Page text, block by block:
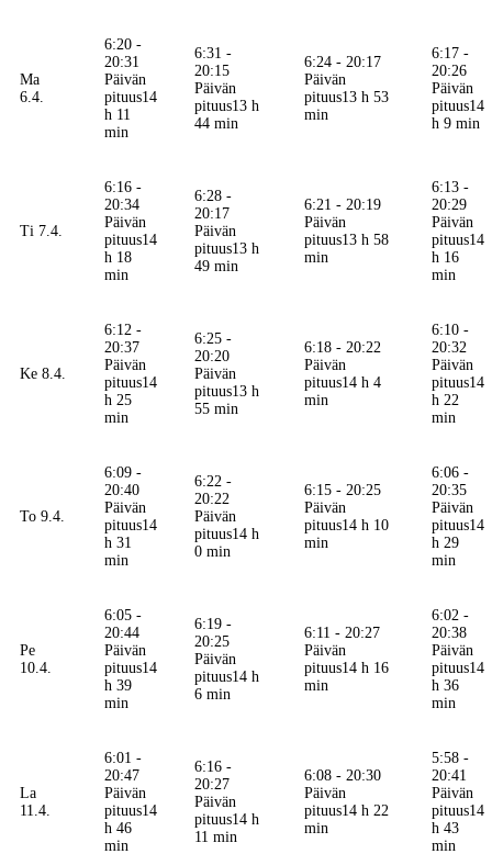
Ma
6.4.
6:20 -
20:31
Päivän
pituus14
h 11
min
6:31 -
20:15
Päivän
pituus13 h
44 min
6:24 - 20:17
Päivän
pituus13 h 53
min
6:17 -
20:26
Päivän
pituus14
h 9 min
Ti 7.4.
6:16 -
20:34
Päivän
pituus14
h 18
min
6:28 -
20:17
Päivän
pituus13 h
49 min
6:21 - 20:19
Päivän
pituus13 h 58
min
6:13 -
20:29
Päivän
pituus14
h 16
min
Ke 8.4.
6:12 -
20:37
Päivän
pituus14
h 25
min
6:25 -
20:20
Päivän
pituus13 h
55 min
6:18 - 20:22
Päivän
pituus14 h 4
min
6:10 -
20:32
Päivän
pituus14
h 22
min
To 9.4.
6:09 -
20:40
Päivän
pituus14
h 31
min
6:22 -
20:22
Päivän
pituus14 h
0 min
6:15 - 20:25
Päivän
pituus14 h 10
min
6:06 -
20:35
Päivän
pituus14
h 29
min
Pe
10.4.
6:05 -
20:44
Päivän
pituus14
h 39
min
6:19 -
20:25
Päivän
pituus14 h
6 min
6:11 - 20:27
Päivän
pituus14 h 16
min
6:02 -
20:38
Päivän
pituus14
h 36
min
La
11.4.
6:01 -
20:47
Päivän
pituus14
h 46
min
6:16 -
20:27
Päivän
pituus14 h
11 min
6:08 - 20:30
Päivän
pituus14 h 22
min
5:58 -
20:41
Päivän
pituus14
h 43
min